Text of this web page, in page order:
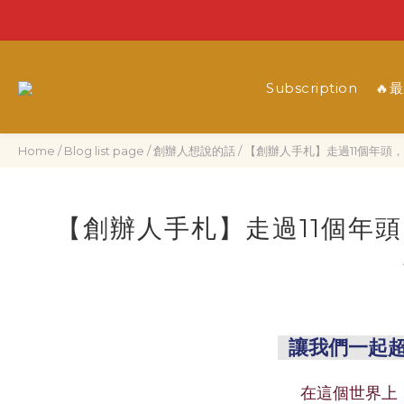
Subscription 🔥
Home /Blog list page /創辦人想說的話 / 【創辦人手札】走過11個年
【創辦人手札】走過11個
讓我們一起
在這個世界上